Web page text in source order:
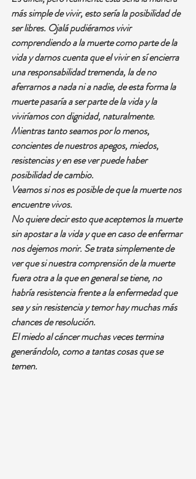
más simple de vivir, esto sería la posibilidad de
ser libres. Ojalá pudiéramos vivir
comprendiendo a la muerte como parte de la
vida y darnos cuenta que el vivir en sí encierra
una responsabilidad tremenda, la de no
aferrarnos a nada ni a nadie, de esta forma la
muerte pasaría a ser parte de la vida y la
viviríamos con dignidad, naturalmente.
Mientras tanto seamos por lo menos,
concientes de nuestros apegos, miedos,
resistencias y en ese ver puede haber
posibilidad de cambio.
Veamos si nos es posible de que la muerte nos
encuentre vivos.
No quiere decir esto que aceptemos la muerte
sin apostar a la vida y que en caso de enfermar
nos dejemos morir. Se trata simplemente de
ver que si nuestra comprensión de la muerte
fuera otra a la que en general se tiene, no
habría resistencia frente a la enfermedad que
sea y sin resistencia y temor hay muchas más
chances de resolución.
El miedo al cáncer muchas veces termina
generándolo, como a tantas cosas que se
temen.